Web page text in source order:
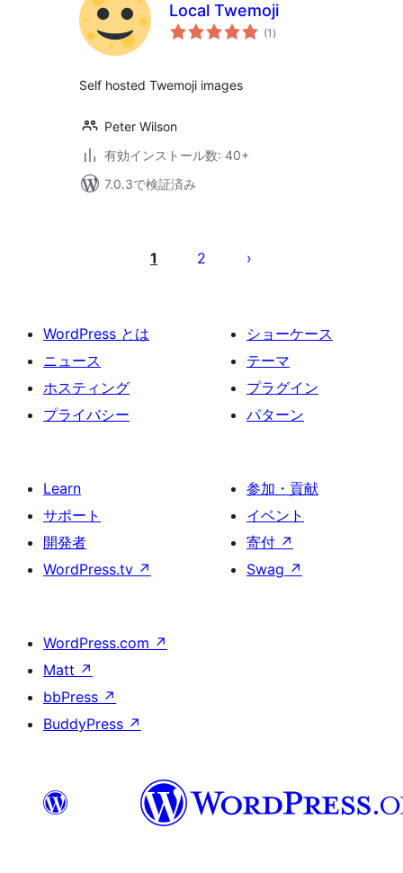
Local Twemoji
(1 個
の)
Self hosted Twemoji images
Peter Wilson
有効インストール数: 40+
7.0.3で検証済み
ー
ジ
送
り
1 2
WordPress とは
ニュース
ホスティング
プライバシー
ショーケース
テーマ
プラグイン
パターン
Learn
サポート
開発者
WordPress.tv ↗
参加・貢献
イベント
寄付 ↗
Swag ↗
WordPress.com ↗
Matt ↗
bbPress ↗
BuddyPress ↗